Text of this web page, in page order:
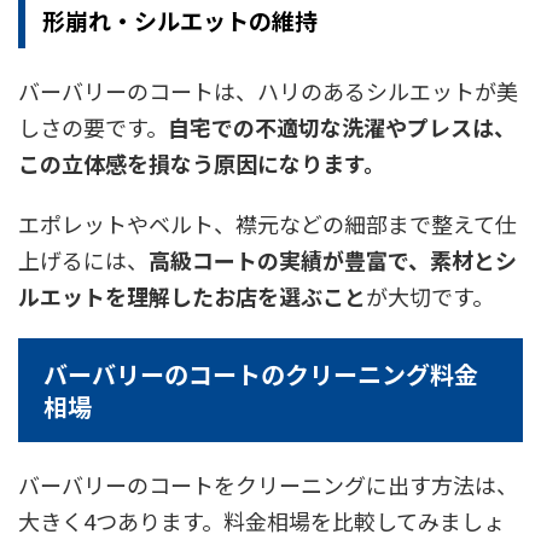
形崩れ・シルエットの維持
バーバリーのコートは、ハリのあるシルエットが美
しさの要です。 自宅での不適切な洗濯やプレスは、
この立体感を損なう原因になります。
エポレットやベルト、襟元などの細部まで整えて仕
上げるには、 高級コートの実績が豊富で、素材とシ
ルエットを理解したお店を選ぶことが大切です。
バーバリーのコートのクリーニング料金
相場
バーバリーのコートをクリーニングに出す方法は、
大きく4つあります。料金相場を比較してみましょ